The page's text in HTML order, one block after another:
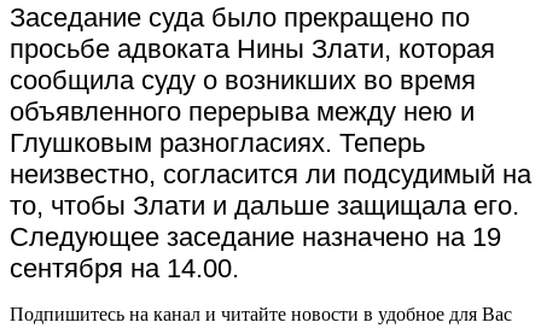
Заседание суда было прекращено по
просьбе адвоката Нины Злати, которая
сообщила суду о возникших во время
объявленного перерыва между нею и
Глушковым разногласиях. Теперь
неизвестно, согласится ли подсудимый на
то, чтобы Злати и дальше защищала его.
Следующее заседание назначено на 19
сентября на 14.00.
Подпишитесь на канал и читайте новости в удобное для Вас